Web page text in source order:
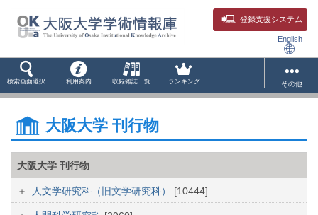
登録支援システム
English
検索画面選択 利用案内 収録雑誌一覧 ランキング その他
大阪大学 刊行物
大阪大学 刊行物
人文学研究科（旧文学研究科） [10444]